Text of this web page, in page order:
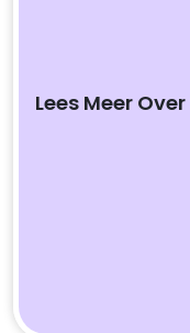
Lees Meer Over